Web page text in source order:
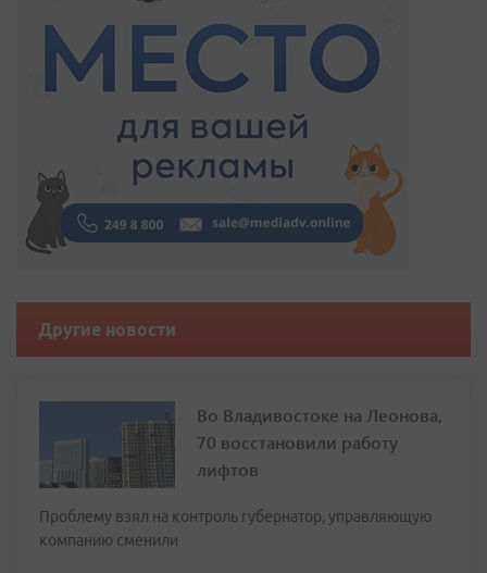
Другие новости
Во Владивостоке на Леонова,
70 восстановили работу
лифтов
Проблему взял на контроль губернатор, управляющую
компанию сменили